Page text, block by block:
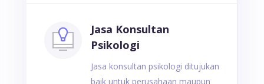
Jasa Konsultan
Psikologi
Jasa konsultan psikologi ditujukan
baik untuk perusahaan maupun